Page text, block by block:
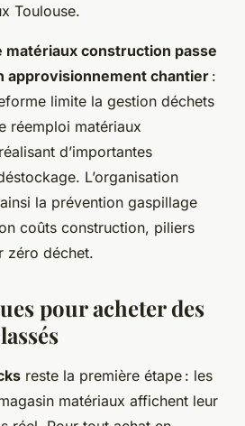
Toulouse.
matériaux construction passe
approvisionnement chantier :
limite la gestion déchets
réemploi matériaux
d’importantes
L’organisation
la prévention gaspillage
coûts construction, piliers
zéro déchet.
pour acheter des
reste la première étape : les
matériaux affichent leur